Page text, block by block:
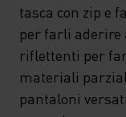
tasca con zip e
per farli aderire
riflettenti per
materiali
pantaloni